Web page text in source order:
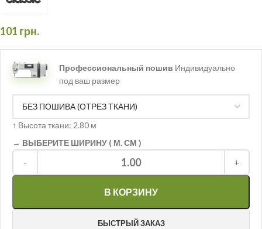
101 грн.
Профессиональный пошив Индивидуально
под ваш размер
↑ Высота ткани: 2.80 м
→ ВЫБЕРИТЕ ШИРИНУ ( М. СМ )
- +
1.00
В КОРЗИНУ
БЫСТРЫЙ ЗАКАЗ